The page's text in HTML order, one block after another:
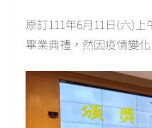
原訂111年6月11日(六)
畢業典禮，然因疫情變